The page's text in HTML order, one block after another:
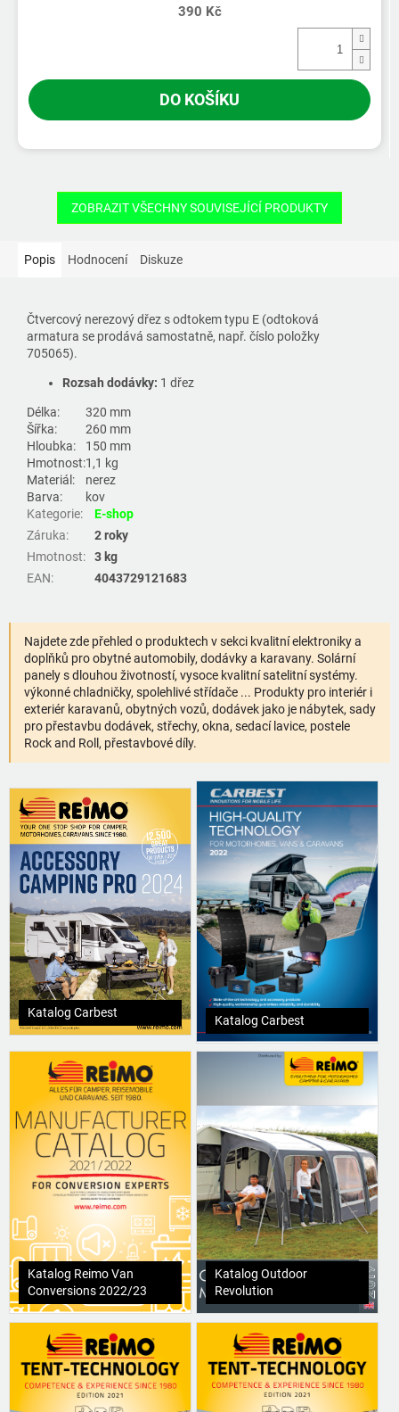
390 Kč
DO KOŠÍKU
ZOBRAZIT VŠECHNY SOUVISEJÍCÍ PRODUKTY
Popis Hodnocení Diskuze
Čtvercový nerezový dřez s odtokem typu E (odtoková
armatura se prodává samostatně, např. číslo položky
705065).
Rozsah dodávky: 1 dřez
Délka:
320 mm
Šířka:
260 mm
Hloubka:
150 mm
Hmotnost:1,1 kg
Materiál:
nerez
Barva:
kov
Kategorie:
E-shop
Záruka:
2 roky
Hmotnost:
3 kg
EAN: 4043729121683
Najdete zde přehled o produktech v sekci kvalitní elektroniky a
doplňků pro obytné automobily, dodávky a karavany. Solární
panely s dlouhou životností, vysoce kvalitní satelitní systémy.
výkonné chladničky, spolehlivé střídače ... Produkty pro interiér i
exteriér karavanů, obytných vozů, dodávek jako je nábytek, sady
pro přestavbu dodávek, střechy, okna, sedací lavice, postele
Rock and Roll, přestavbové díly.
Katalog Carbest
Katalog Carbest
Katalog Reimo Van
Conversions 2022/23
Katalog Outdoor
Revolution